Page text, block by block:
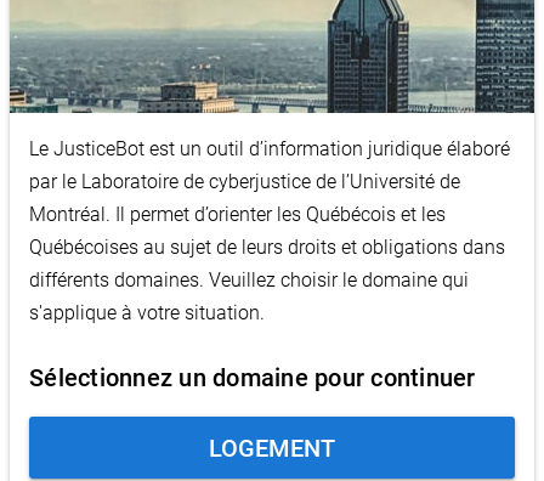
Le JusticeBot est un outil d’information juridique élaboré
par le Laboratoire de cyberjustice de l’Université de
Montréal. Il permet d’orienter les Québécois et les
Québécoises au sujet de leurs droits et obligations dans
différents domaines. Veuillez choisir le domaine qui
s'applique à votre situation.
Sélectionnez un domaine pour continuer
LOGEMENT